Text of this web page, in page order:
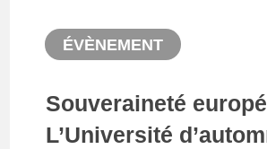
ÉVÈNEMENT
Souveraineté
L’Université